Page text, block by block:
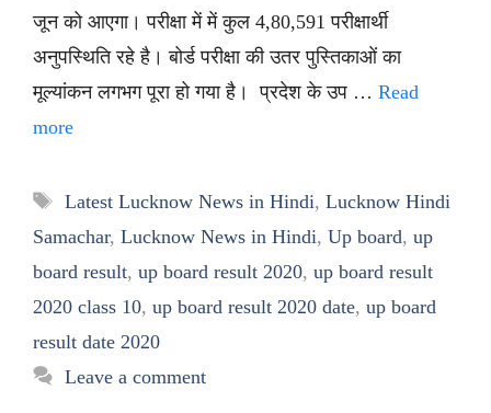
जून को आएगा। परीक्षा में में कुल 4,80,591 परीक्षार्थी
अनुपस्थिति रहे है। बोर्ड परीक्षा की उतर पुस्तिकाओं का
मूल्यांकन लगभग पूरा हो गया है। प्रदेश के उप … Read
more
Tags
Latest Lucknow News in Hindi, Lucknow Hindi
Samachar, Lucknow News in Hindi, Up board, up
board result, up board result 2020, up board result
2020 class 10, up board result 2020 date, up board
result date 2020
Leave a comment